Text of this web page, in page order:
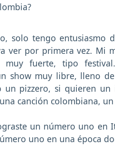
solo tengo entusiasmo
ver por primera vez. Mi
muy fuerte, tipo
show muy libre, lleno
un pizzero, si quieren
canción colombiana,
un número uno en
uno en una época